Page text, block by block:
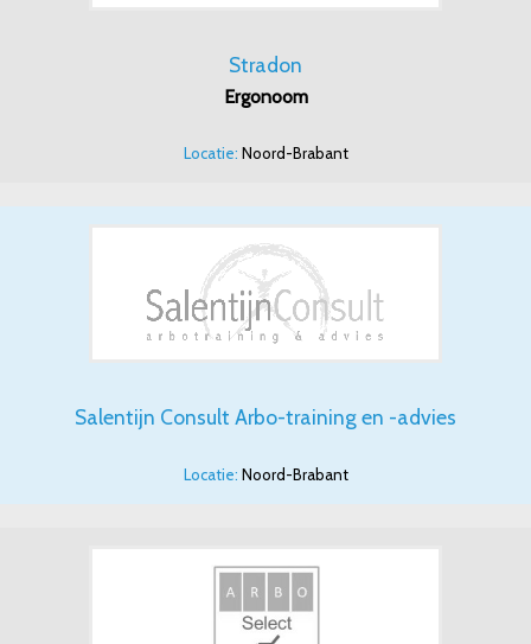
Stradon
Ergonoom
Locatie: Noord-Brabant
Salentijn Consult Arbo-training en -advies
Locatie: Noord-Brabant